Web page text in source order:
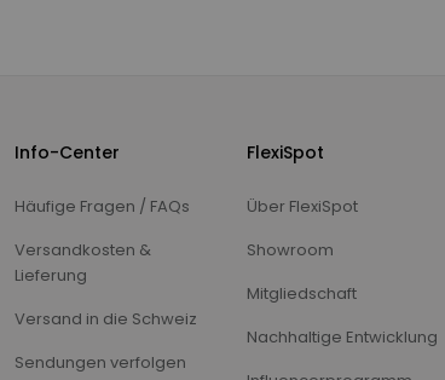
Info-Center
Häufige Fragen / FAQs
Versandkosten &
Lieferung
Versand in die Schweiz
Sendungen verfolgen
FlexiSpot
Über FlexiSpot
Showroom
Mitgliedschaft
Nachhaltige Entwicklung